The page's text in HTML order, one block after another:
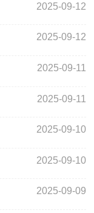
2025-09-12
2025-09-12
2025-09-11
2025-09-11
2025-09-10
2025-09-10
2025-09-09